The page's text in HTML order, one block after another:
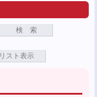
検 索
リスト表示